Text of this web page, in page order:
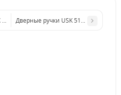
Дверные ручки ASTEX AT-Lokus rose-AB (Бронза 026)
Дверные ручки USK 5109